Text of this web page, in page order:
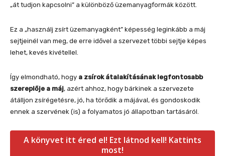
„át tudjon kapcsolni” a különböző üzemanyagformák között.
Ez a „használj zsírt üzemanyagként” képesség leginkább a máj
sejtjeinél van meg, de erre idővel a szervezet többi sejtje képes
lehet, kevés kivétellel.
Így elmondható, hogy a zsírok átalakításának legfontosabb
szereplője a máj, azért ahhoz, hogy bárkinek a szervezete
átálljon zsírégetésre, jó, ha törődik a májával, és gondoskodik
ennek a szervének (is) a folyamatos jó állapotban tartásáról.
A könyvet itt éred el! Ezt látnod kell! Kattints
most!